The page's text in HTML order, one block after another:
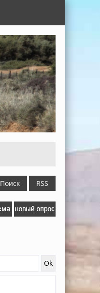
Поиск RSS